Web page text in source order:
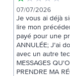
07/07/2026
Je vous ai déjà
lire mon
payé pour une
ANNULÉE; J'ai
avec un autre
MESSAGES
PRENDRE MA